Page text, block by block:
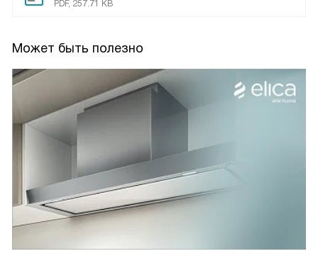
PDF, 257.71 KB
Может быть полезно